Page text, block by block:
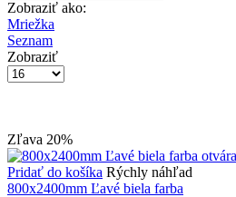
Zobraziť ako:
Mriežka
Seznam
Zobraziť
Počet
Zľava 20%
Pridať do košíka Rýchly náhľad
800x2400mm Ľavé biela farba